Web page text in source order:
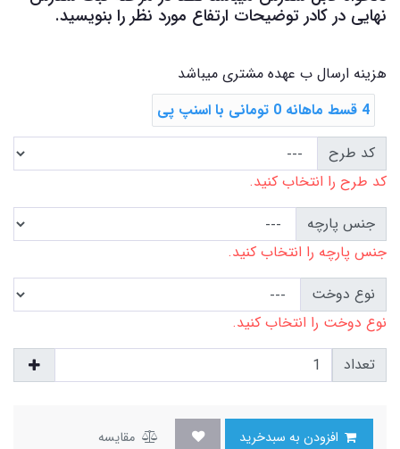
نهایی در کادر توضیحات ارتفاع مورد نظر را بنویسید.
هزینه ارسال ب عهده مشتری میباشد
4 قسط ماهانه 0 تومانی با اسنپ ‌پی
کد طرح
کد طرح را انتخاب کنید.
جنس پارچه
جنس پارچه را انتخاب کنید.
نوع دوخت
نوع دوخت را انتخاب کنید.
تعداد
مقایسه